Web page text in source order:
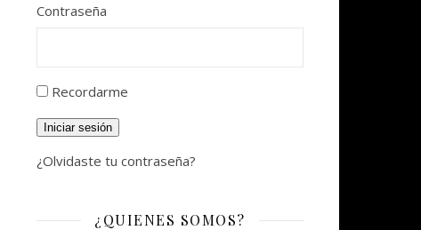
Contraseña
Recordarme
Iniciar sesión
¿Olvidaste tu contraseña?
¿QUIENES SOMOS?